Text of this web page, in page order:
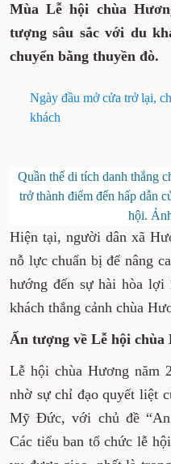
Mùa Lễ hội chùa
tượng sâu sắc với du
chuyển bằng thuyền đò.
Ngày đầu mở cửa trở lại,
khách
Quần thể di tích danh thắng
trở thành điểm đến hấp dẫn
hội.
Hiện tại, người dân xã
nỗ lực chuẩn bị để nâng
hướng đến sự hài hòa
khách thắng cảnh chùa
Ấn tượng về Lễ hội chùa
Lễ hội chùa Hương năm
nhờ sự chỉ đạo quyết liệt
Mỹ Đức, với chủ đề “An
Các tiểu ban tổ chức lễ